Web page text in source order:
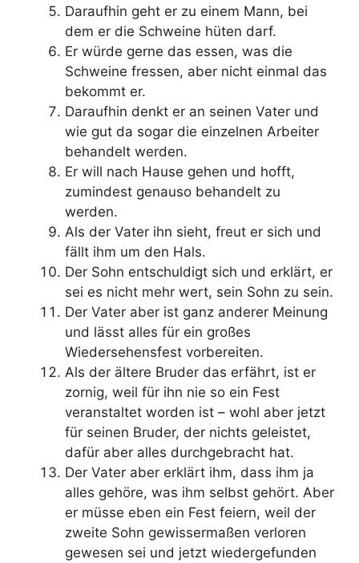
Daraufhin geht er zu einem Mann, bei
dem er die Schweine hüten darf.
Er würde gerne das essen, was die
Schweine fressen, aber nicht einmal das
bekommt er.
Daraufhin denkt er an seinen Vater und
wie gut da sogar die einzelnen Arbeiter
behandelt werden.
Er will nach Hause gehen und hofft,
zumindest genauso behandelt zu
werden.
Als der Vater ihn sieht, freut er sich und
fällt ihm um den Hals.
Der Sohn entschuldigt sich und erklärt, er
sei es nicht mehr wert, sein Sohn zu sein.
Der Vater aber ist ganz anderer Meinung
und lässt alles für ein großes
Wiedersehensfest vorbereiten.
Als der ältere Bruder das erfährt, ist er
zornig, weil für ihn nie so ein Fest
veranstaltet worden ist – wohl aber jetzt
für seinen Bruder, der nichts geleistet,
dafür aber alles durchgebracht hat.
Der Vater aber erklärt ihm, dass ihm ja
alles gehöre, was ihm selbst gehört. Aber
er müsse eben ein Fest feiern, weil der
zweite Sohn gewissermaßen verloren
gewesen sei und jetzt wiedergefunden